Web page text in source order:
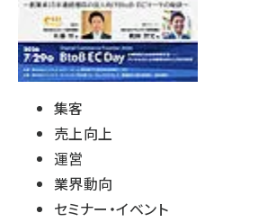
集客
売上向上
運営
業界動向
セミナー・イベント